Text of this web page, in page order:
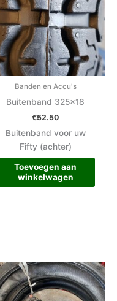
Banden en Accu's
Buitenband 325×18
€52.50
Buitenband voor uw
Fifty (achter)
Toevoegen aan
winkelwagen